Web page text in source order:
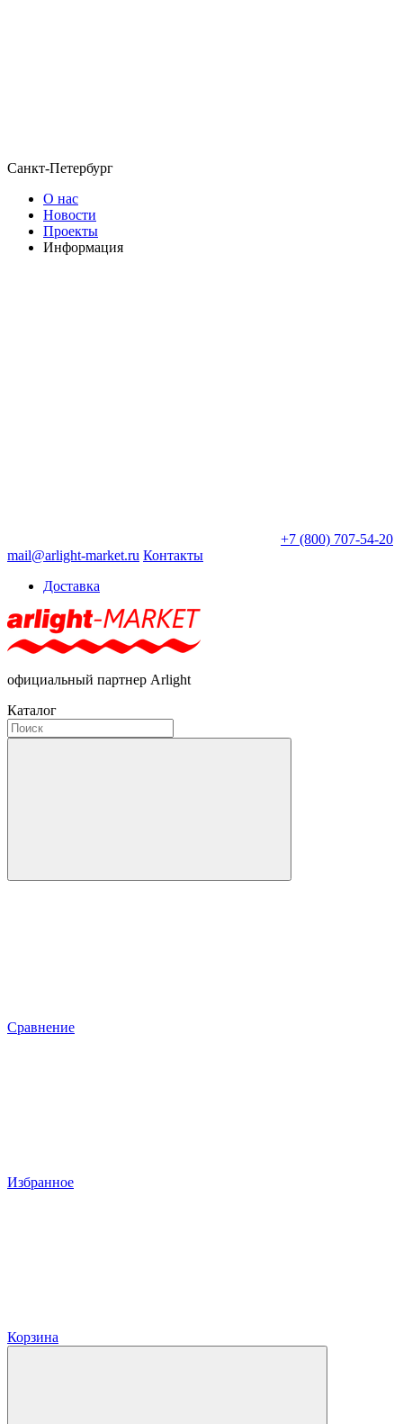
Санкт-Петербург
О нас
Новости
Проекты
Информация
+7 (800) 707-54-20
mail@arlight-market.ru Контакты
Доставка
официальный партнер Arlight
Каталог
Сравнение
Избранное
Корзина